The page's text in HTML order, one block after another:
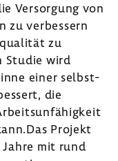
Versor­gung von
zu verbes­sern
zu
Studie wird
einer selbst­
die
Das Projekt
Jahre mit rund